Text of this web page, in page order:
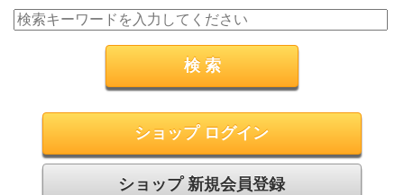
ショップ ログイン
ショップ 新規会員登録